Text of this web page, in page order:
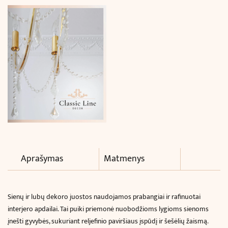
Aprašymas Matmenys
Sienų ir lubų dekoro juostos naudojamos prabangiai ir rafinuotai
interjero apdailai. Tai puiki priemonė nuobodžioms lygioms sienoms
įnešti gyvybės, sukuriant reljefinio paviršiaus įspūdį ir šešėlių žaismą.